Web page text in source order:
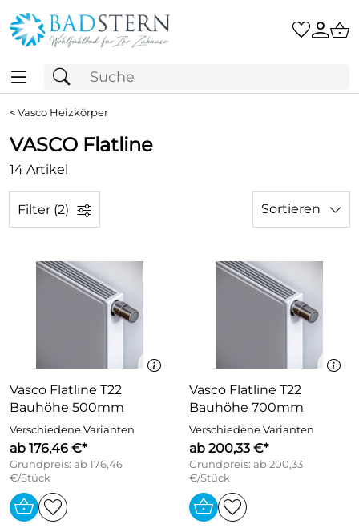
< Vasco Heizkörper
VASCO Flatline
14 Artikel
Filter (2) Sortieren
Vasco Flatline T22
Bauhöhe 500mm
Verschiedene Varianten
ab 176,46 €*
Grundpreis: ab 176,46
€/Stück
Vasco Flatline T22
Bauhöhe 700mm
Verschiedene Varianten
ab 200,33 €*
Grundpreis: ab 200,33
€/Stück